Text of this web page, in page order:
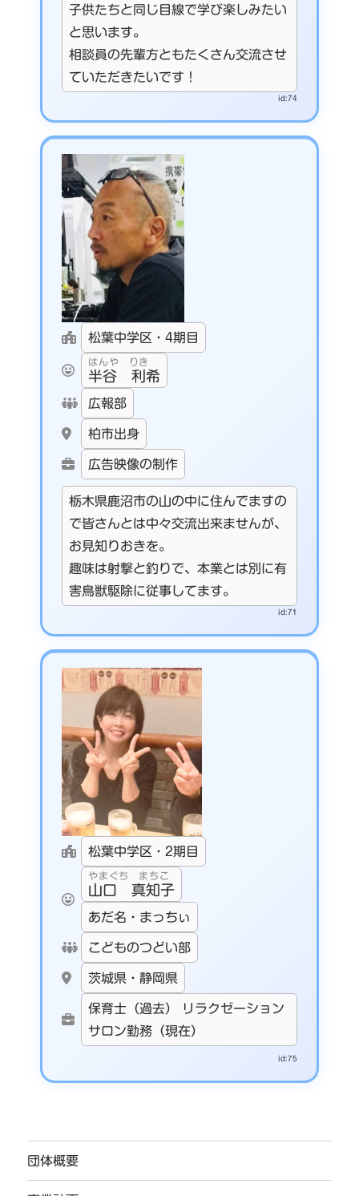
子供たちと同じ目線で学び楽しみたい
と思います。
相談員の先輩方ともたくさん交流させ
ていただきたいです！
id:74
松葉中学区・4期目
はんや りき
半谷 利希
広報部
柏市出身
広告映像の制作
栃木県鹿沼市の山の中に住んでますの
で皆さんとは中々交流出来ませんが、
お見知りおきを。
趣味は射撃と釣りで、本業とは別に有
害鳥獣駆除に従事してます。
id:71
松葉中学区・2期目
やまぐち まちこ
山口 真知子
あだ名・まっちぃ
こどものつどい部
茨城県・静岡県
保育士（過去） リラクゼーション
サロン勤務（現在）
id:75
団体概要